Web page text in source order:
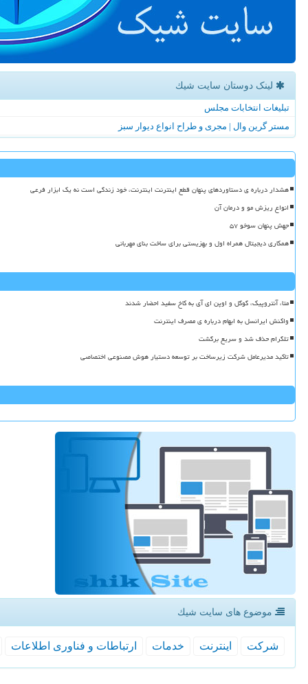
لینک دوستان سایت شیك
تبلیغات انتخابات مجلس
مستر گرین وال | مجری و طراح انواع دیوار سبز
هشدار درباره ی دستاوردهای پنهان قطع اینترنت اینترنت، خود زندگی است نه یک ابزار فرعی
انواع ریزش مو و درمان آن
جهش پنهان سوخو ۵۷
همکاری دیجیتال همراه اول و بهزیستی برای ساخت بنای مهربانی
متا، آنتروپیک، گوگل و اوپن ای آی به کاخ سفید احضار شدند
واکنش ایرانسل به ابهام درباره ی مصرف اینترنت
تلگرام حذف شد و سریع برگشت
تاکید مدیرعامل شرکت زیرساخت بر توسعه دستیار هوش مصنوعی اختصاصی
موضوع های سایت شیك
شركت اینترنت خدمات ارتباطات و فناوری اطلاعات